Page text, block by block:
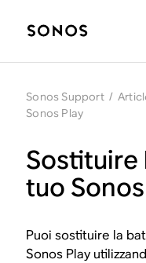
Sonos Support /
Sonos Play
Sostituire
tuo
Puoi sostituire la
Sonos Play